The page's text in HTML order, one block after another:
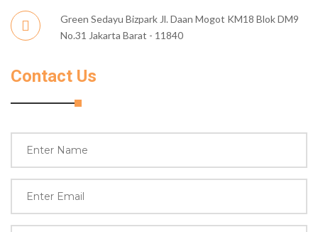
Green Sedayu Bizpark Jl. Daan Mogot KM18 Blok DM9
No.31 Jakarta Barat - 11840
Contact Us